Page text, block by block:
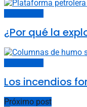
¿Por qué la
Los incendios
Próximo post